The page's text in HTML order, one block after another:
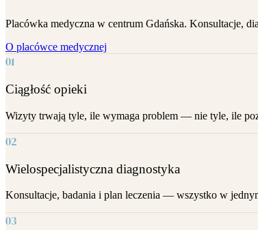
Placówka medyczna w centrum Gdańska. Konsultacje,
O placówce medycznej
01
Ciągłość opieki
Wizyty trwają tyle, ile wymaga problem — nie tyle, ile
02
Wielospecjalistyczna diagnostyka
Konsultacje, badania i plan leczenia — wszystko w
03